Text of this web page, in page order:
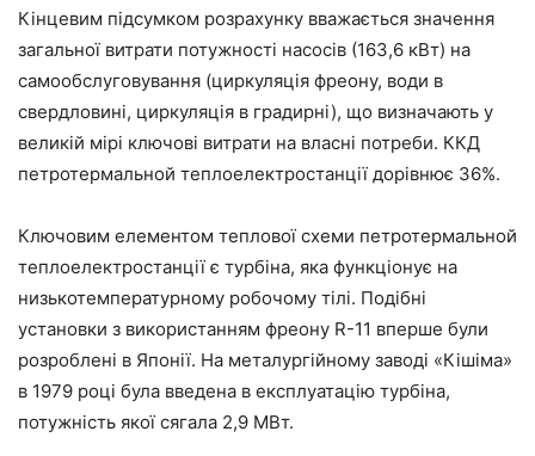
Кінцевим підсумком розрахунку вважається значення
загальної витрати потужності насосів (163,6 кВт) на
самообслуговування (циркуляція фреону, води в
свердловині, циркуляція в градирні), що визначають у
великій мірі ключові витрати на власні потреби. ККД
петротермальной теплоелектростанції дорівнює 36%.
Ключовим елементом теплової схеми петротермальной
теплоелектростанції є турбіна, яка функціонує на
низькотемпературному робочому тілі. Подібні
установки з використанням фреону R-11 вперше були
розроблені в Японії. На металургійному заводі «Кішіма»
в 1979 році була введена в експлуатацію турбіна,
потужність якої сягала 2,9 МВт.